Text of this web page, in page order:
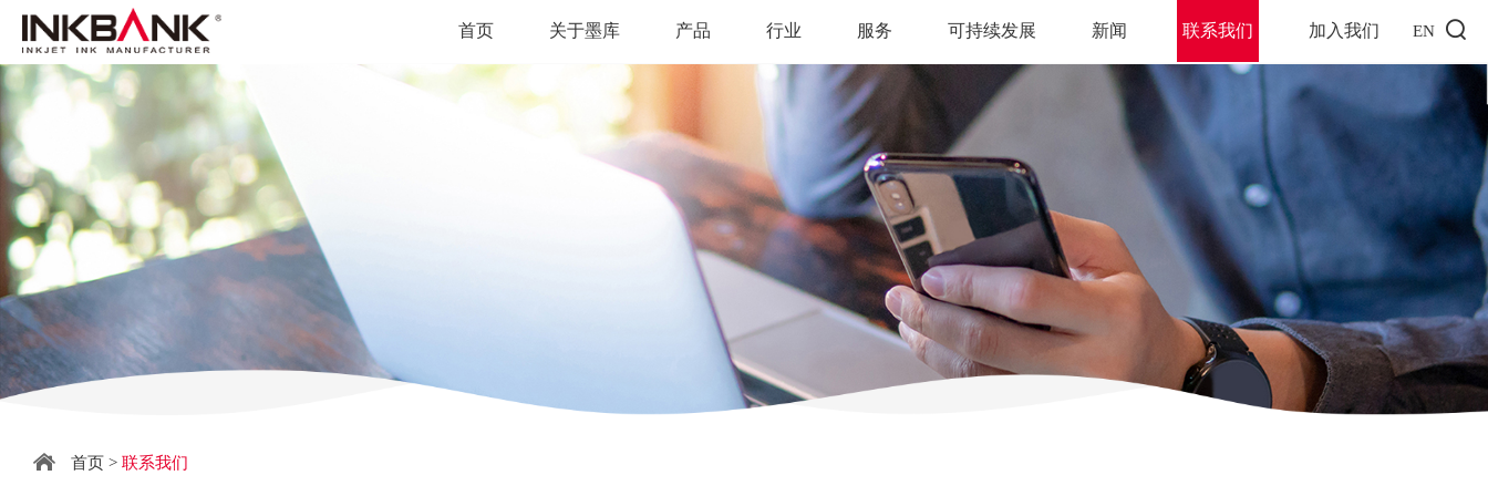
首页 关于墨库 产品 行业 服务 可持续发展 新闻 联系我们 加入我们 EN
首页 > 联系我们